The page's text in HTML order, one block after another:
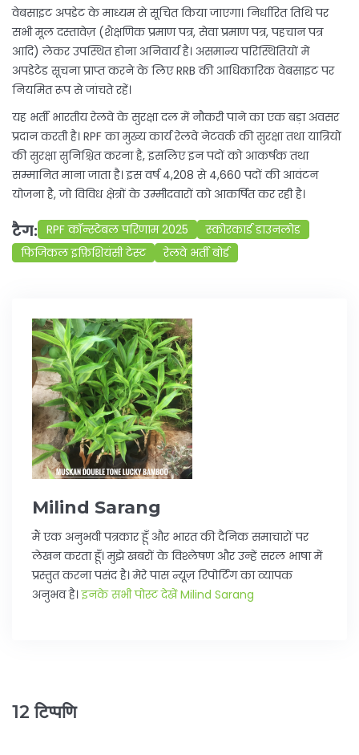
वेबसाइट अपडेट के माध्यम से सूचित किया जाएगा। निर्धारित तिथि पर
सभी मूल दस्तावेज़ (शैक्षणिक प्रमाण पत्र, सेवा प्रमाण पत्र, पहचान पत्र
आदि) लेकर उपस्थित होना अनिवार्य है। असमान्य परिस्थितियों में
अपडेटेड सूचना प्राप्त करने के लिए RRB की आधिकारिक वेबसाइट पर
नियमित रूप से जांचते रहें।
यह भर्ती भारतीय रेलवे के सुरक्षा दल में नौकरी पाने का एक बड़ा अवसर
प्रदान करती है। RPF का मुख्य कार्य रेलवे नेटवर्क की सुरक्षा तथा यात्रियों
की सुरक्षा सुनिश्चित करना है, इसलिए इन पदों को आकर्षक तथा
सम्मानित माना जाता है। इस वर्ष 4,208 से 4,660 पदों की आवंटन
योजना है, जो विविध क्षेत्रों के उम्मीदवारों को आकर्षित कर रही है।
टैग: RPF कॉन्स्टेबल परिणाम 2025
स्कोरकार्ड डाउनलोड
फिजिकल इफ़िशियंसी टेस्ट
रेलवे भर्ती बोर्ड
Milind Sarang
मैं एक अनुभवी पत्रकार हूँ और भारत की दैनिक समाचारों पर
लेखन करता हूँ। मुझे खबरों के विश्लेषण और उन्हें सरल भाषा में
प्रस्तुत करना पसंद है। मेरे पास न्यूज़ रिपोर्टिंग का व्यापक
अनुभव है।इनके सभी पोस्ट देखें Milind Sarang
12 टिप्पणि